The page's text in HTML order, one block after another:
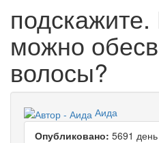
подскажите.
можно
волосы?
Аида
Опубликовано: 5691